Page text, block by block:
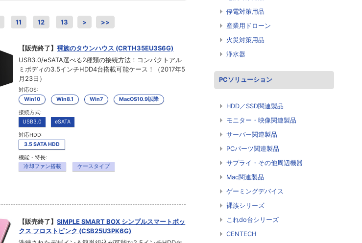
11 12 13 > >>
【販売終了】裸族のタウンハウス (CRTH35EU3S6G)
USB3.0/eSATA選べる2種類の接続方法！コンパクトアル
ミボディの3.5インチHDD4台搭載可能ケース！（2017年5
月23日）
対応OS:
Win10
Win8.1 Win7 MacOS10.9以降
接続方式:
USB3.0
eSATA
対応HDD:
3.5 SATA HDD
機能・特長:
冷却ファン搭載
ケースタイプ
【販売終了】SIMPLE SMART BOX シンプルスマートボッ
クス フロストピンク (CSB25U3PK6G)
停電対策用品
産業用ドローン
火災対策用品
浄水器
PCソリューション
HDD／SSD関連製品
モニター・映像関連製品
サーバー関連製品
PCパーツ関連製品
サプライ・その他周辺機器
Mac関連製品
ゲーミングデバイス
裸族シリーズ
これdo台シリーズ
CENTECH